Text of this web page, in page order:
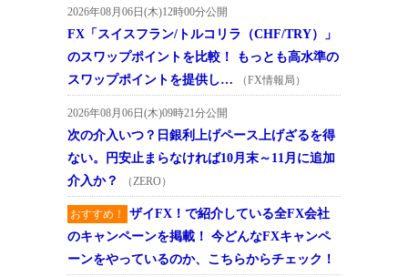
2026年08月06日(木)12時00分公開
FX「スイスフラン/トルコリラ（CHF/TRY）」
のスワップポイントを比較！ もっとも高水準の
スワップポイントを提供し…
（FX情報局）
2026年08月06日(木)09時21分公開
次の介入いつ？日銀利上げペース上げざるを得
ない。円安止まらなければ10月末～11月に追加
介入か？
（ZERO）
おすすめ！
ザイFX！で紹介している全FX会社
のキャンペーンを掲載！ 今どんなFXキャンペ
ーンをやっているのか、こちらからチェック！